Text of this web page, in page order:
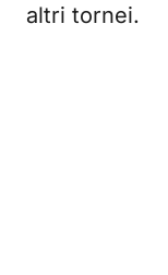
altri tornei.